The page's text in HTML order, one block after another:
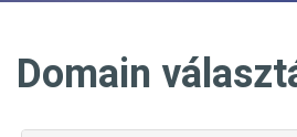
Domain